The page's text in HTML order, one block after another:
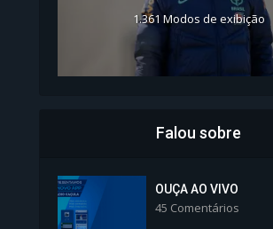
1.361 Modos de exibição
Colégios da Polícia...
Falou sobre
OUÇA AO VIVO
45 Comentários